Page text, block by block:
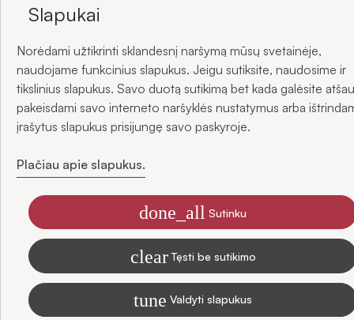
Visi miestai
Kaunas, PC Norfa, Šiaurės pr. 44, LT-49227
Klaipėda, PC MOLAS, Taikos pr. 139, LT-94284
ir gaukite -5 % nuolaidą savo pirmajam užsakymui.
El. paštas
Sutinku gauti SIDONO naujienas el. paštu
Informaciją, kaip tvarkome duomenis rinkodaros tikslais, skaitykite
Privatumo Politikoje
Slapukai
Norėdami užtikrinti sklandesnį naršymą mūsų svetainėje,
naudojame funkcinius slapukus. Jeigu sutiksite, naudosime ir
tikslinius slapukus. Savo duotą sutikimą bet kada galėsite
pakeisdami savo interneto naršyklės nustatymus arba
įrašytus slapukus prisijungę savo paskyroje.
Plačiau apie slapukus.
done_all Sutinku
clear Tęsti be sutikimo
tune Valdyti slapukus